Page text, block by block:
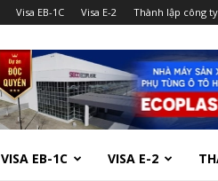
Visa EB-1C Visa E-2 Thành lập công
VISA EB-1C VISA E-2